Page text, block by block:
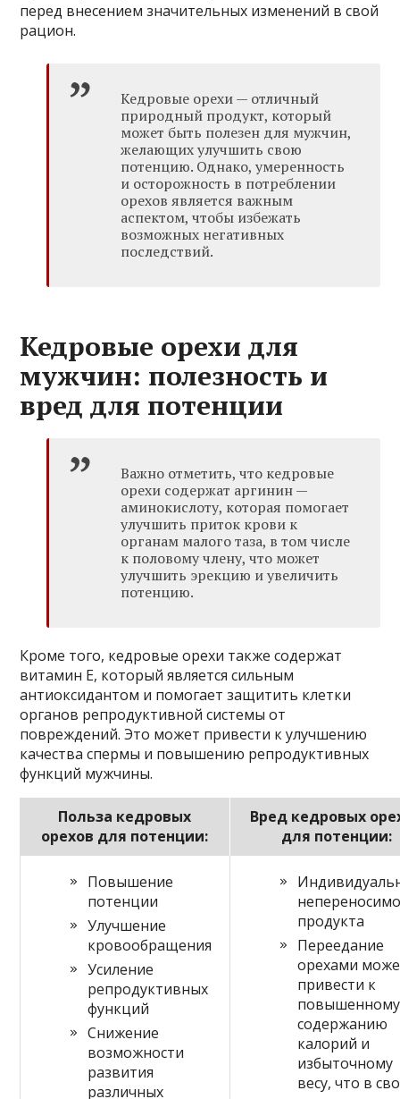
перед внесением значительных изменений в свой
рацион.
Кедровые орехи — отличный
природный продукт, который
может быть полезен для мужчин,
желающих улучшить свою
потенцию. Однако, умеренность
и осторожность в потреблении
орехов является важным
аспектом, чтобы избежать
возможных негативных
последствий.
Кедровые орехи для
мужчин: полезность и
вред для потенции
Важно отметить, что кедровые
орехи содержат аргинин —
аминокислоту, которая помогает
улучшить приток крови к
органам малого таза, в том числе
к половому члену, что может
улучшить эрекцию и увеличить
потенцию.
Кроме того, кедровые орехи также содержат
витамин Е, который является сильным
антиоксидантом и помогает защитить клетки
органов репродуктивной системы от
повреждений. Это может привести к улучшению
качества спермы и повышению репродуктивных
функций мужчины.
Польза кедровых
орехов для потенции:
Вред кедровых
для потенции:
Повышение
потенции
Улучшение
кровообращения
Усиление
репродуктивных
функций
Снижение
возможности
развития
различных
продукта
Переедание
орехами
привести к
повышенному
содержанию
калорий и
избыточному
весу, что в